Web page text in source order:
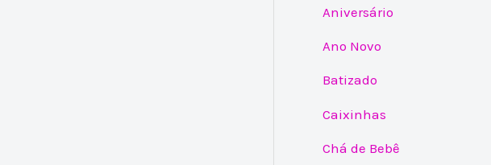
Aniversário
Ano Novo
Batizado
Caixinhas
Chá de Bebê